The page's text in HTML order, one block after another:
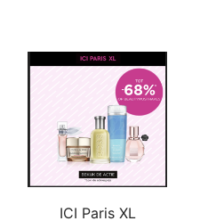
ICI Paris XL